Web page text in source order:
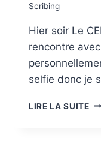
Scribing
Hier soir Le
rencontre
selfie donc je
LIRE LA SUITE